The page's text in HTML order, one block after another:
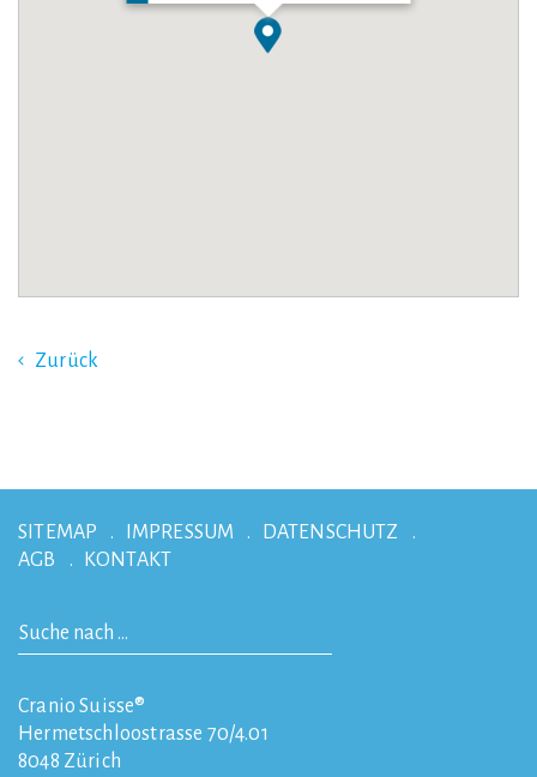
Zurück
SITEMAP IMPRESSUM
DATENSCHUTZ
AGB
KONTAKT
Cranio Suisse®
Hermetschloostrasse 70/4.01
8048 Zürich